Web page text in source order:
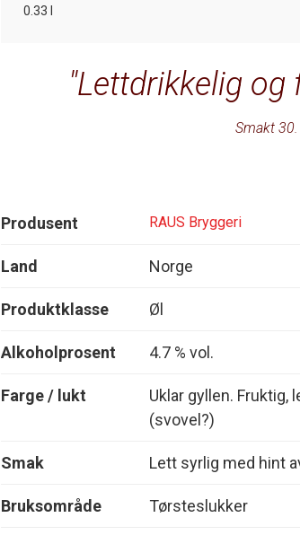
0.33 l
Lettdrikkelig
Smakt
Produsent RAUS Bryggeri
Land Norge
Produktklasse Øl
Alkoholprosent 4.7 % vol.
Farge / lukt
Uklar gyllen. Fruktig,
(svovel?)
Smak Lett syrlig med hint
Bruksområde Tørsteslukker